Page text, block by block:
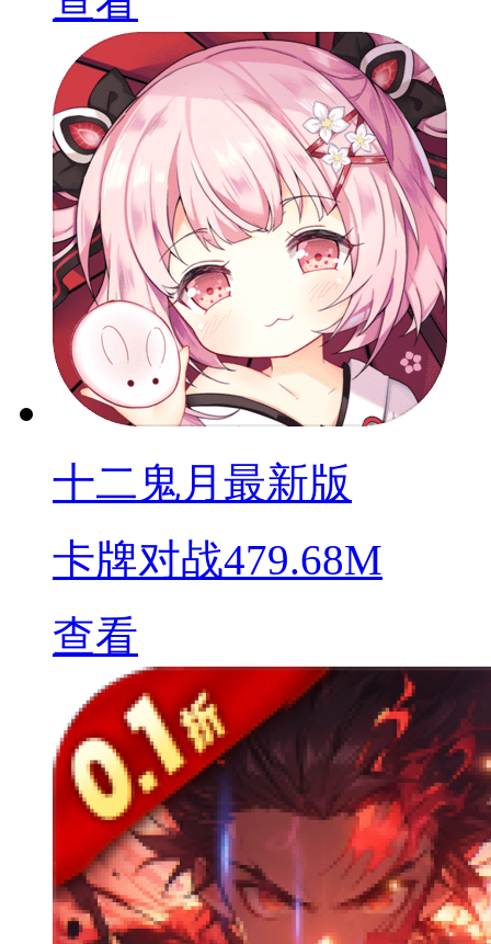
十二鬼月最新版
卡牌对战479.68M
查看